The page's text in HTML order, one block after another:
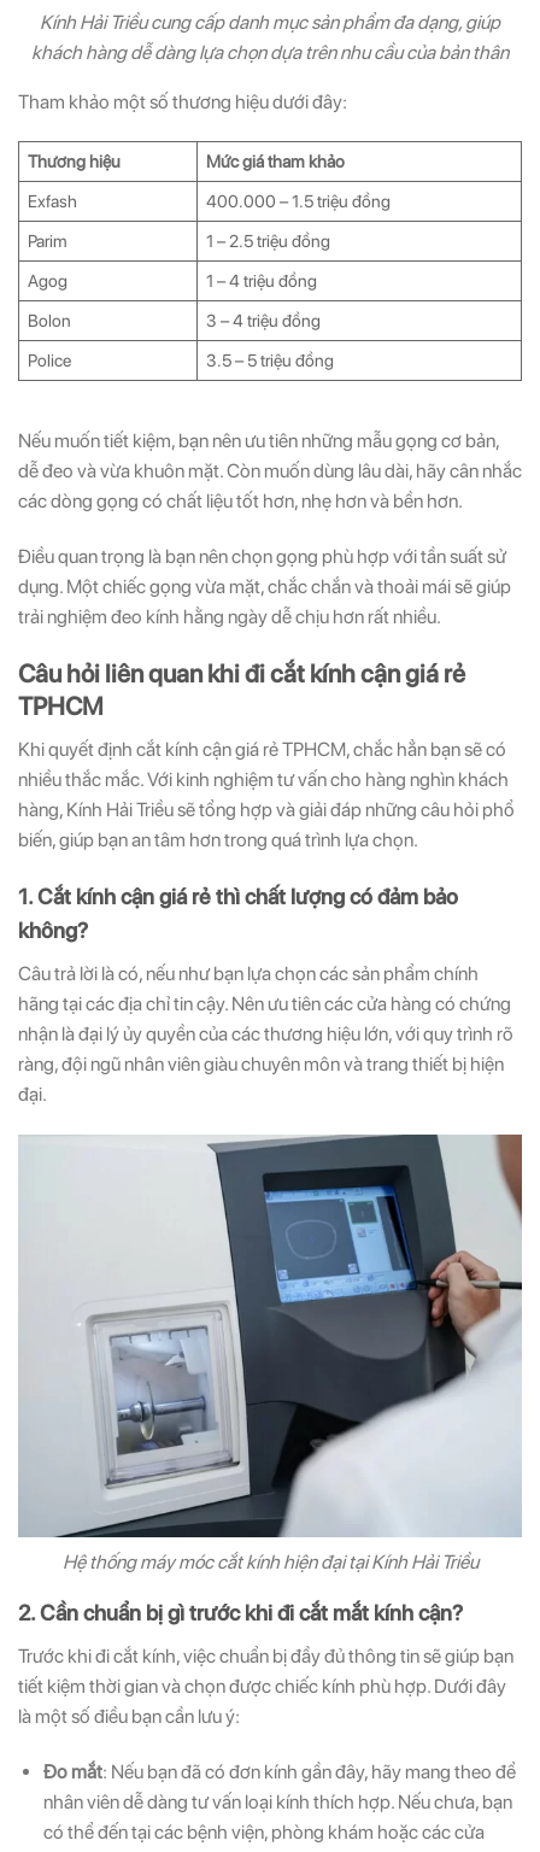
Kính Hải Triều cung cấp danh mục sản phẩm đa dạng, giúp
khách hàng dễ dàng lựa chọn dựa trên nhu cầu của bản thân
Tham khảo một số thương hiệu dưới đây:
Thương hiệu
Mức giá tham khảo
Exfash
400.000 – 1.5 triệu đồng
Parim
1 – 2.5 triệu đồng
Agog
1 – 4 triệu đồng
Bolon
3 – 4 triệu đồng
Police
3.5 – 5 triệu đồng
Nếu muốn tiết kiệm, bạn nên ưu tiên những mẫu gọng cơ bản,
dễ đeo và vừa khuôn mặt. Còn muốn dùng lâu dài, hãy cân nhắc
các dòng gọng có chất liệu tốt hơn, nhẹ hơn và bền hơn.
Điều quan trọng là bạn nên chọn gọng phù hợp với tần suất sử
dụng. Một chiếc gọng vừa mặt, chắc chắn và thoải mái sẽ giúp
trải nghiệm đeo kính hằng ngày dễ chịu hơn rất nhiều.
Câu hỏi liên quan khi đi cắt kính cận giá rẻ
TPHCM
Khi quyết định cắt kính cận giá rẻ TPHCM, chắc hẳn bạn sẽ có
nhiều thắc mắc. Với kinh nghiệm tư vấn cho hàng nghìn khách
hàng, Kính Hải Triều sẽ tổng hợp và giải đáp những câu hỏi phổ
biến, giúp bạn an tâm hơn trong quá trình lựa chọn.
1. Cắt kính cận giá rẻ thì chất lượng có đảm bảo
không?
Câu trả lời là có, nếu như bạn lựa chọn các sản phẩm chính
hãng tại các địa chỉ tin cậy. Nên ưu tiên các cửa hàng có chứng
nhận là đại lý ủy quyền của các thương hiệu lớn, với quy trình rõ
ràng, đội ngũ nhân viên giàu chuyên môn và trang thiết bị hiện
đại.
Hệ thống máy móc cắt kính hiện đại tại Kính Hải Triều
2. Cần chuẩn bị gì trước khi đi cắt mắt kính cận?
Trước khi đi cắt kính, việc chuẩn bị đầy đủ thông tin sẽ giúp bạn
tiết kiệm thời gian và chọn được chiếc kính phù hợp. Dưới đây
là một số điều bạn cần lưu ý:
Đo mắt: Nếu bạn đã có đơn kính gần đây, hãy mang theo để
nhân viên dễ dàng tư vấn loại kính thích hợp. Nếu chưa, bạn
có thể đến tại các bệnh viện, phòng khám hoặc các cửa